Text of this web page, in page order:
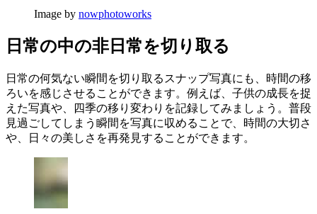
Image by nowphotoworks
日常の中の非日常を切り取る
日常の何気ない瞬間を切り取るスナップ写真にも、時間の移
ろいを感じさせることができます。例えば、子供の成長を捉
えた写真や、四季の移り変わりを記録してみましょう。普段
見過ごしてしまう瞬間を写真に収めることで、時間の大切さ
や、日々の美しさを再発見することができます。